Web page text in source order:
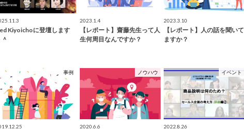
Kiyoichoに登壇します
＾
2023.1.4
【レポート】齋藤先生って人
生何周目なんですか？
2023.3.10
【レポート】人の話を聞いて
ますか？
事例 ノウハウ
2020.6.6
イベント
2022.8.26